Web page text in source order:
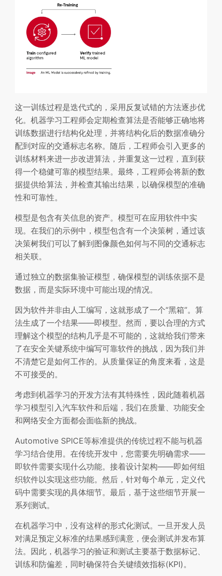
这一训练过程是迭代式的，采用反复试错的方法逐步优
化。机器学习工程师会定期检查算法是否能够正确地将
训练数据进行结构化处理，并将结构化后的数据准确分
配到对应的交通标志名称。随后，工程师会引入更多的
训练材料来进一步改进算法，并重复这一过程，直到获
得一个稳健可靠的模型结果。最终，工程师会将新的数
据提供给算法，并检查其输出结果，以确保模型的准确
性和可靠性。
模型是包含有关信息的资产。模型可在应用软件中实
现。在我们的示例中，模型包含有一个决策树，通过该
决策树我们可以了解到图像颜色如何与不同的交通标志
相关联。
通过独立的数据集验证模型，确保模型的训练依据不是
数据，而是实际环境中可能出现的情况。
因为软件并非由人工编写，这就形成了一个“黑箱”。算
法生成了一个结果——即模型。然而，要以合理的方式
理解这个模型的结构几乎是不可能的，这就给我们带来
了在安全关键系统中编写可靠软件的挑战，因为我们并
不清楚它是如何工作的。从质量保证的角度来看，这是
不可接受的。
考虑到机器学习的开发方法有其特殊性，因此随着机器
学习模型引入汽车软件和后端，我们在质量、功能安全
和网络安全方面都会面临新的挑战。
Automotive SPICE等标准提供的传统过程不能与机器
学习结合使用。在传统开发中，您需要先明确需求——
即软件需要实现什么功能。接着设计架构——即如何组
织软件以实现这些功能。然后，针对每个单元，定义代
码中需要实现的具体细节。最后，基于这些细节开展一
系列测试。
在机器学习中，没有这样的形式化测试。一旦开发人员
对满足预定义标准的结果感到满意，便会测试并发布算
法。因此，机器学习的验证和测试主要基于数据标记、
训练和防偏差，同时确保符合关键绩效指标(KPI)。